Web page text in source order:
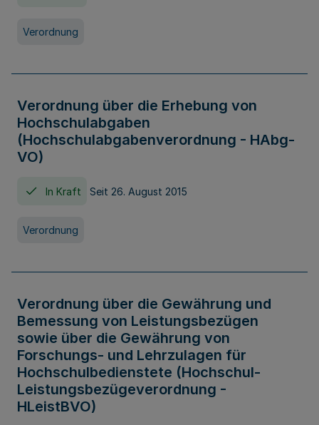
Verordnung
Verordnung über die Erhebung von
Hochschulabgaben
(Hochschulabgabenverordnung - HAbg-
VO)
In Kraft Seit 26. August 2015
Verordnung
Verordnung über die Gewährung und
Bemessung von Leistungsbezügen
sowie über die Gewährung von
Forschungs- und Lehrzulagen für
Hochschulbedienstete (Hochschul-
Leistungsbezügeverordnung -
HLeistBVO)